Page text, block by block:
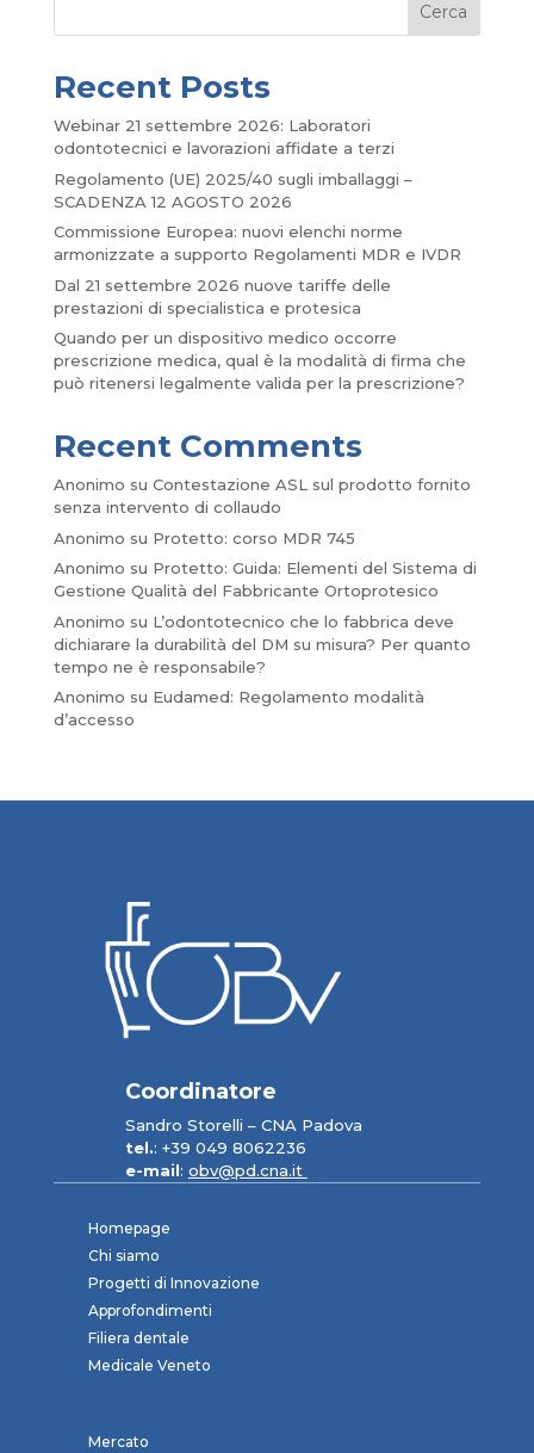
Cerca
Recent Posts
Webinar 21 settembre 2026: Laboratori
odontotecnici e lavorazioni affidate a terzi
Regolamento (UE) 2025/40 sugli imballaggi –
SCADENZA 12 AGOSTO 2026
Commissione Europea: nuovi elenchi norme
armonizzate a supporto Regolamenti MDR e IVDR
Dal 21 settembre 2026 nuove tariffe delle
prestazioni di specialistica e protesica
Quando per un dispositivo medico occorre
prescrizione medica, qual è la modalità di firma che
può ritenersi legalmente valida per la prescrizione?
Recent Comments
Anonimo su Contestazione ASL sul prodotto fornito
senza intervento di collaudo
Anonimo su Protetto: corso MDR 745
Anonimo su Protetto: Guida: Elementi del Sistema di
Gestione Qualità del Fabbricante Ortoprotesico
Anonimo su L’odontotecnico che lo fabbrica deve
dichiarare la durabilità del DM su misura? Per quanto
tempo ne è responsabile?
Anonimo su Eudamed: Regolamento modalità
d’accesso
Coordinatore
Sandro Storelli – CNA Padova
tel.: +39 049 8062236
e-mail: obv@pd.cna.it
Homepage
Chi siamo
Progetti di Innovazione
Approfondimenti
Filiera dentale
Medicale Veneto
Mercato